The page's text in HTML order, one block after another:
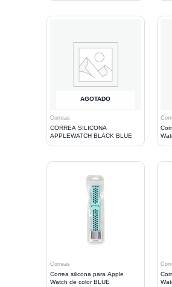
AGOTADO
Correas
CORREA SILICONA
APPLEWATCH BLACK BLUE
Correas
Correa silicona para Apple
Watch de color BLUE